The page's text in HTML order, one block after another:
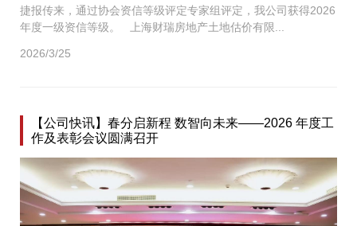
捷报传来，通过协会资信等级评定专家组评定，我公司获得2026
年度一级资信等级。 上海财瑞房地产土地估价有限...
2026/3/25
【公司快讯】春分启新程 数智向未来——2026 年度工
作及表彰会议圆满召开